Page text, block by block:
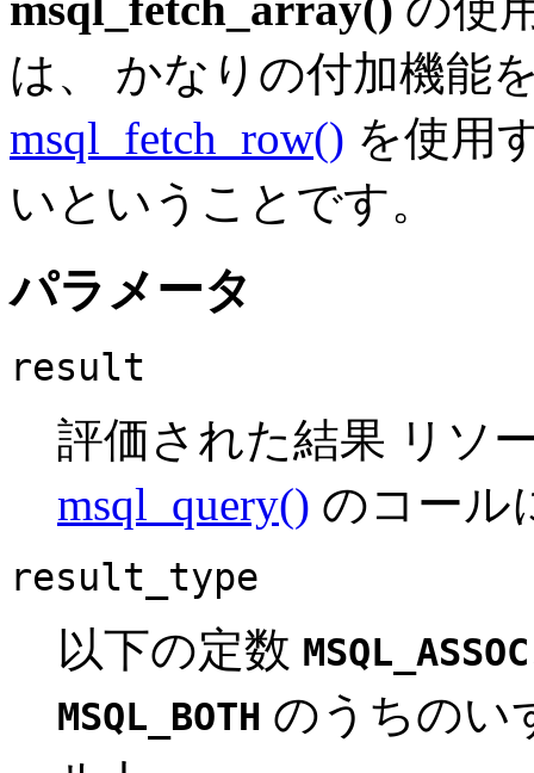
は、 かなりの付加機能
msql_fetch_row() を使用
いということです。
パラメータ
result
評価された結果 リソ
msql_query() のコール
result_type
以下の定数 MSQL_ASSOC
MSQL_BOTH のうちのい